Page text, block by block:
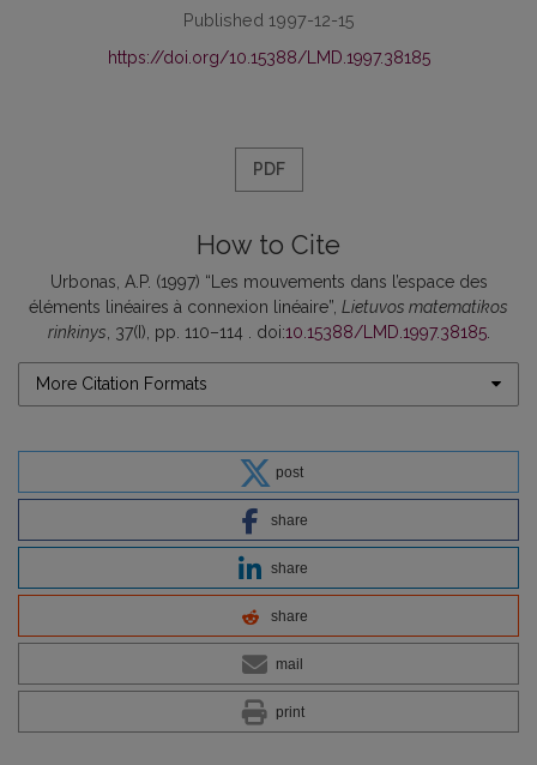
Published 1997-12-15
https://doi.org/10.15388/LMD.1997.38185
PDF
How to Cite
Urbonas, A.P. (1997) “Les mouvements dans l’espace des
éléments linéaires à connexion linéaire”, Lietuvos matematikos
rinkinys , 37(I), pp. 110–114 . doi:10.15388/LMD.1997.38185.
More Citation Formats
post
share
share
share
mail
print